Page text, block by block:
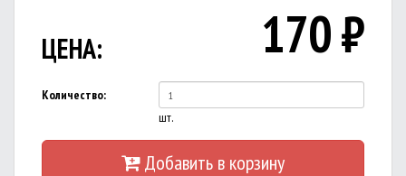
ЦЕНА: 170₽
Количество:
шт.
Добавить в корзину